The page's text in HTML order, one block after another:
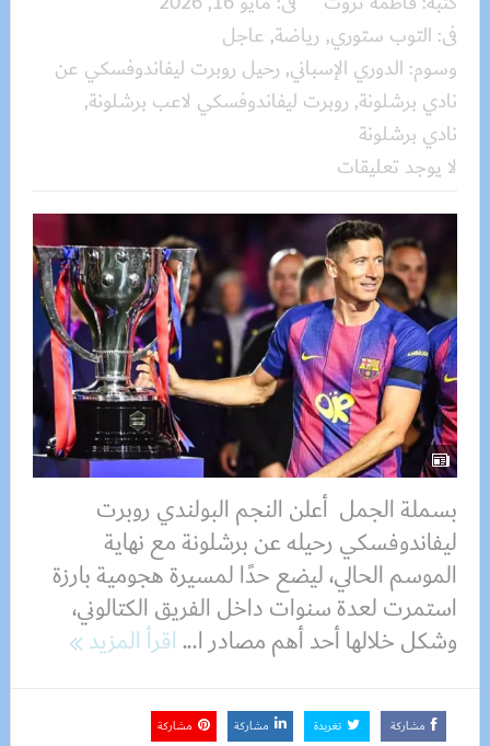
فى: التوب ستوري, رياضة, عاجل
وسوم: الدوري الإسباني, رحيل روبرت ليفاندوفسكي عن
نادي برشلونة, روبرت ليفاندوفسكي لاعب برشلونة,
نادي برشلونة
لا يوجد تعليقات
بسملة الجمل أعلن النجم البولندي روبرت
ليفاندوفسكي رحيله عن برشلونة مع نهاية
الموسم الحالي، ليضع حدًا لمسيرة هجومية بارزة
استمرت لعدة سنوات داخل الفريق الكتالوني،
وشكل خلالها أحد أهم مصادر ا...اقرأ المزيد
مشاركة تغريدة مشاركة مشاركة